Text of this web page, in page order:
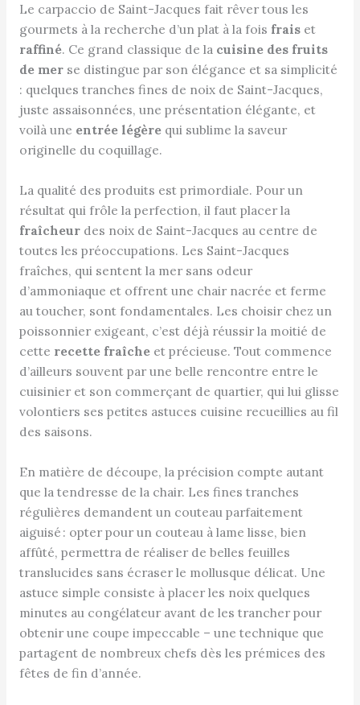
Le carpaccio de Saint-Jacques fait rêver tous les
gourmets à la recherche d’un plat à la fois fraiset
raffiné. Ce grand classique de la cuisine des fruits
de merse distingue par son élégance et sa simplicité
: quelques tranches fines de noix de Saint-Jacques,
juste assaisonnées, une présentation élégante, et
voilà une entrée légèrequi sublime la saveur
originelle du coquillage.
La qualité des produits est primordiale. Pour un
résultat qui frôle la perfection, il faut placer la
fraîcheurdes noix de Saint-Jacques au centre de
toutes les préoccupations. Les Saint-Jacques
fraîches, qui sentent la mer sans odeur
d’ammoniaque et offrent une chair nacrée et ferme
au toucher, sont fondamentales. Les choisir chez un
poissonnier exigeant, c’est déjà réussir la moitié de
cette recette fraîcheet précieuse. Tout commence
d’ailleurs souvent par une belle rencontre entre le
cuisinier et son commerçant de quartier, qui lui glisse
volontiers ses petites astuces cuisine recueillies au fil
des saisons.
En matière de découpe, la précision compte autant
que la tendresse de la chair. Les fines tranches
régulières demandent un couteau parfaitement
aiguisé : opter pour un couteau à lame lisse, bien
affûté, permettra de réaliser de belles feuilles
translucides sans écraser le mollusque délicat. Une
astuce simple consiste à placer les noix quelques
minutes au congélateur avant de les trancher pour
obtenir une coupe impeccable – une technique que
partagent de nombreux chefs dès les prémices des
fêtes de fin d’année.